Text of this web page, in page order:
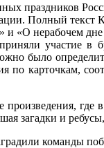
праздников
Полный текст
«О нерабочем дне
участие в
было
по карточкам,
загадки и
команды